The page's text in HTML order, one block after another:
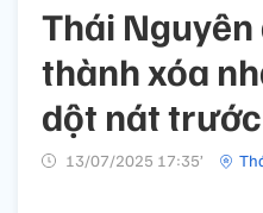
Thái
thành xóa
dột nát
13/07/2025 17:35’